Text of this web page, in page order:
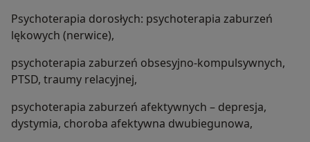
Psychoterapia dorosłych: psychoterapia zaburzeń
lękowych (nerwice),
psychoterapia zaburzeń obsesyjno-kompulsywnych,
PTSD, traumy relacyjnej,
psychoterapia zaburzeń afektywnych – depresja,
dystymia, choroba afektywna dwubiegunowa,